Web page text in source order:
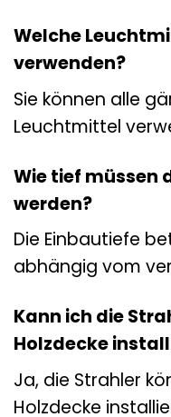
Welche
verwenden?
Sie können alle
Leuchtmittel
Wie tief müssen
werden?
Die Einbautiefe
abhängig vom
Kann ich die
Holzdecke
Ja, die Strahler
Holzdecke